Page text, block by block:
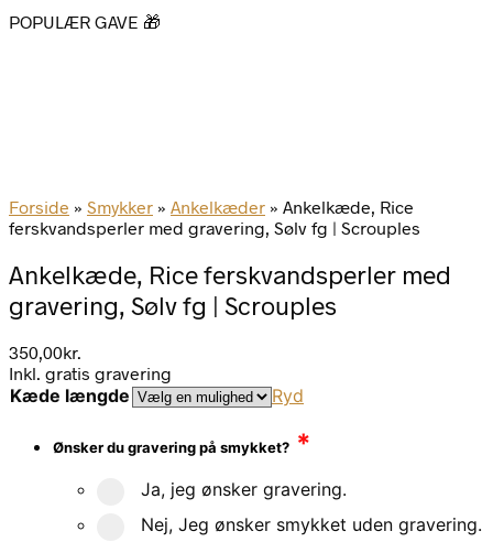
POPULÆR GAVE 🎁
Forside » Smykker » Ankelkæder » Ankelkæde, Rice
ferskvandsperler med gravering, Sølv fg | Scrouples
Ankelkæde, Rice ferskvandsperler med
gravering, Sølv fg | Scrouples
350,00kr.
Inkl. gratis gravering
Kæde længde Ryd
Ønsker du gravering på smykket? *
Ja, jeg ønsker gravering.
Nej, Jeg ønsker smykket uden gravering.